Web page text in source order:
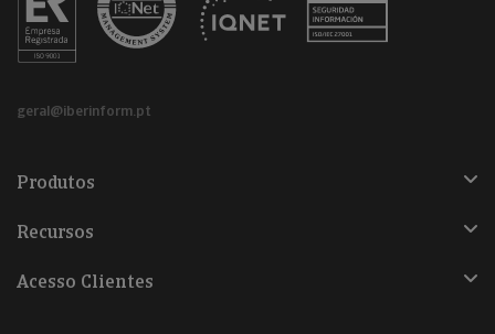
geral@iberinform.pt
Produtos
Recursos
Acesso Clientes